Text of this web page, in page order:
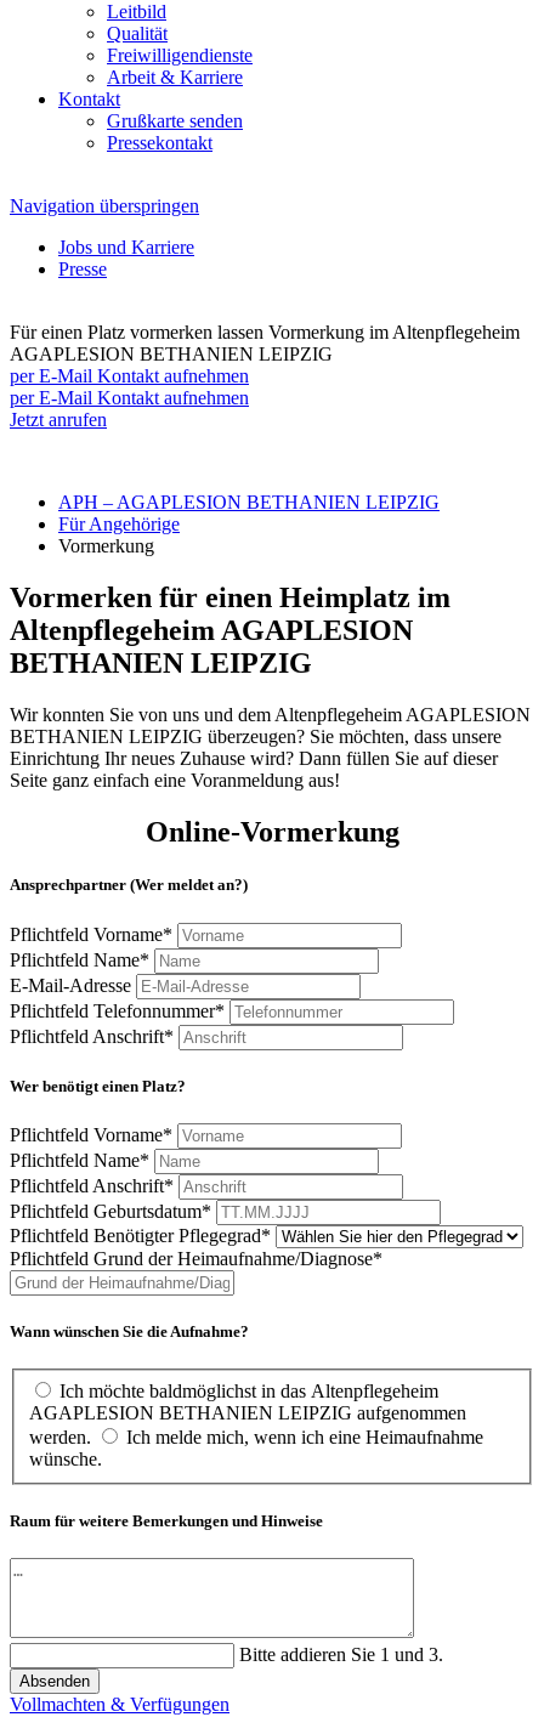
Leitbild
Qualität
Freiwilligendienste
Arbeit & Karriere
Kontakt
Grußkarte senden
Pressekontakt
Navigation überspringen
Jobs und Karriere
Presse
Für einen Platz vormerken lassen Vormerkung im Altenpflegeheim
AGAPLESION BETHANIEN LEIPZIG
per E-Mail Kontakt aufnehmen
per E-Mail Kontakt aufnehmen
Jetzt anrufen
APH – AGAPLESION BETHANIEN LEIPZIG
Für Angehörige
Vormerkung
Vormerken für einen Heimplatz im
Altenpflegeheim AGAPLESION
BETHANIEN LEIPZIG
Wir konnten Sie von uns und dem Altenpflegeheim AGAPLESION
BETHANIEN LEIPZIG überzeugen? Sie möchten, dass unsere
Einrichtung Ihr neues Zuhause wird? Dann füllen Sie auf dieser
Seite ganz einfach eine Voranmeldung aus!
Online-Vormerkung
Ansprechpartner (Wer meldet an?)
Pflichtfeld Vorname*
Pflichtfeld Name*
E-Mail-Adresse
Pflichtfeld Telefonnummer*
Pflichtfeld Anschrift*
Wer benötigt einen Platz?
Pflichtfeld Vorname*
Pflichtfeld Name*
Pflichtfeld Anschrift*
Pflichtfeld Geburtsdatum*
Pflichtfeld Benötigter Pflegegrad*
Pflichtfeld Grund der Heimaufnahme/Diagnose*
Wann wünschen Sie die Aufnahme?
Ich möchte baldmöglichst in das Altenpflegeheim
AGAPLESION BETHANIEN LEIPZIG aufgenommen
werden.
Ich melde mich, wenn ich eine Heimaufnahme
wünsche.
Raum für weitere Bemerkungen und Hinweise
Bitte addieren Sie 1 und 3.
Absenden
Vollmachten & Verfügungen